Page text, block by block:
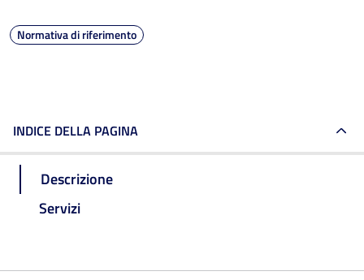
Normativa di riferimento
INDICE DELLA PAGINA
Descrizione
Servizi